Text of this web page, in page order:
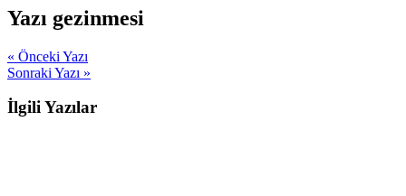
Yazı gezinmesi
« Önceki Yazı
Sonraki Yazı »
İlgili Yazılar